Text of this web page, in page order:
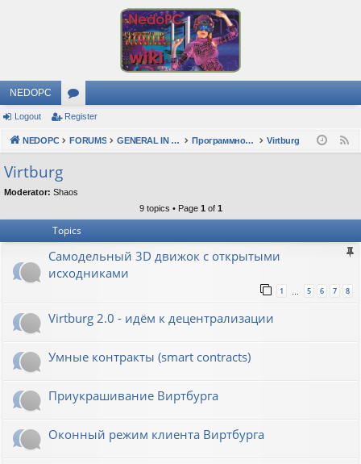
NEDOPC
or
u
s
Logout Register
NEDOPC FORUMS GENERAL IN RUSSIAN Программное обеспечение Virtburg
Virtburg
Moderator: Shaos
9 topics • Page 1 of 1
Topics
Самодельный 3D движок с открытыми
исходниками
1 … 5 6 7 8
Virtburg 2.0 - идём к децентрализации
Умные контракты (smart contracts)
Приукрашивание Виртбурга
Оконный режим клиента Виртбурга